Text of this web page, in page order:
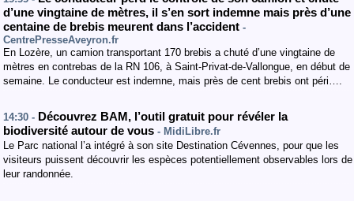
d’une vingtaine de mètres, il s’en sort indemne mais près d’une
centaine de brebis meurent dans l’accident -
CentrePresseAveyron.fr
En Lozère, un camion transportant 170 brebis a chuté d’une vingtaine de
mètres en contrebas de la RN 106, à Saint-Privat-de-Vallongue, en début de
semaine. Le conducteur est indemne, mais près de cent brebis ont péri….
14:30 - Découvrez BAM, l’outil gratuit pour révéler la
biodiversité autour de vous - MidiLibre.fr
Le Parc national l’a intégré à son site Destination Cévennes, pour que les
visiteurs puissent découvrir les espèces potentiellement observables lors de
leur randonnée.